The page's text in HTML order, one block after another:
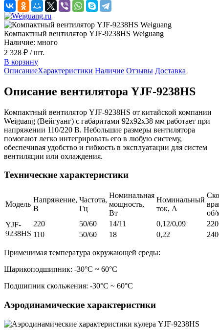
Компактный вентилятор YJF-9238HS Weiguang
Наличие: много
2 328 ₽ / шт.
В корзину
ОписаниеХарактеристики Наличие Отзывы Доставка
Описание вентилятора YJF-9238HS
Компактный вентилятор YJF-9238HS от китайской компании
Weiguang (Вейгуанг) c габаритами 92х92х38 мм работает при
напряжении 110/220 В. Небольшие размеры вентилятора
помогают легко интегрировать его в любую систему,
обеспечивая удобство и гибкость в эксплуатации для систем
вентиляции или охлаждения.
Технические характеристики
Модель
Напряжение,
В
Частота,
Гц
Номинальная
мощность,
Вт
Номинальный
ток, А
об/
YJF-
9238HS
220 50/60 14/11 0,12/0,09
110
50/60 18 0,22
Применимая температура окружающей среды:
Шарикоподшипник: -30°C ~ 60°C
Подшипник скольжения: -30°C ~ 60°C
Аэродинамические характеристики